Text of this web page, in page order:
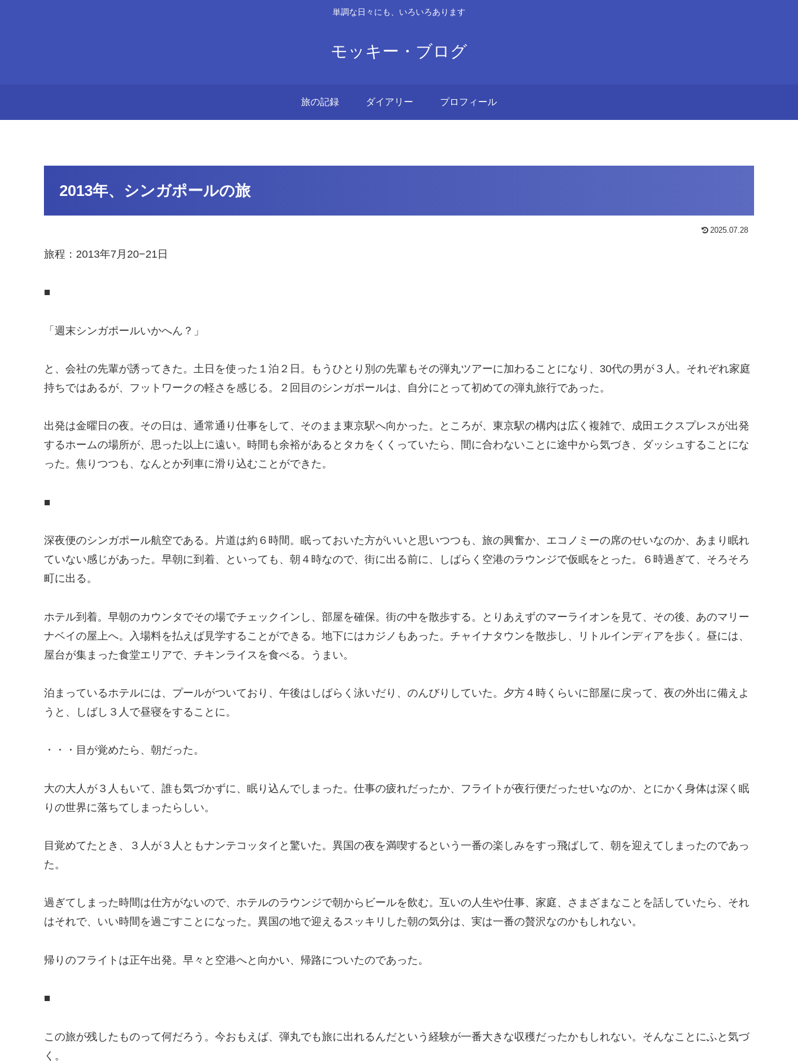
単調な日々にも、いろいろあります
モッキー・ブログ
旅の記録 ダイアリー プロフィール
2013年、シンガポールの旅
2025.07.28
旅程：2013年7月20−21日
■
「週末シンガポールいかへん？」
と、会社の先輩が誘ってきた。土日を使った１泊２日。もうひとり別の先輩もその弾丸ツアーに加わることになり、30代の男が３人。それぞれ家庭
持ちではあるが、フットワークの軽さを感じる。２回目のシンガポールは、自分にとって初めての弾丸旅行であった。
出発は金曜日の夜。その日は、通常通り仕事をして、そのまま東京駅へ向かった。ところが、東京駅の構内は広く複雑で、成田エクスプレスが出発
するホームの場所が、思った以上に遠い。時間も余裕があるとタカをくくっていたら、間に合わないことに途中から気づき、ダッシュすることにな
った。焦りつつも、なんとか列車に滑り込むことができた。
■
深夜便のシンガポール航空である。片道は約６時間。眠っておいた方がいいと思いつつも、旅の興奮か、エコノミーの席のせいなのか、あまり眠れ
ていない感じがあった。早朝に到着、といっても、朝４時なので、街に出る前に、しばらく空港のラウンジで仮眠をとった。６時過ぎて、そろそろ
町に出る。
ホテル到着。早朝のカウンタでその場でチェックインし、部屋を確保。街の中を散歩する。とりあえずのマーライオンを見て、その後、あのマリー
ナベイの屋上へ。入場料を払えば見学することができる。地下にはカジノもあった。チャイナタウンを散歩し、リトルインディアを歩く。昼には、
屋台が集まった食堂エリアで、チキンライスを食べる。うまい。
泊まっているホテルには、プールがついており、午後はしばらく泳いだり、のんびりしていた。夕方４時くらいに部屋に戻って、夜の外出に備えよ
うと、しばし３人で昼寝をすることに。
・・・目が覚めたら、朝だった。
大の大人が３人もいて、誰も気づかずに、眠り込んでしまった。仕事の疲れだったか、フライトが夜行便だったせいなのか、とにかく身体は深く眠
りの世界に落ちてしまったらしい。
目覚めてたとき、３人が３人ともナンテコッタイと驚いた。異国の夜を満喫するという一番の楽しみをすっ飛ばして、朝を迎えてしまったのであっ
た。
過ぎてしまった時間は仕方がないので、ホテルのラウンジで朝からビールを飲む。互いの人生や仕事、家庭、さまざまなことを話していたら、それ
はそれで、いい時間を過ごすことになった。異国の地で迎えるスッキリした朝の気分は、実は一番の贅沢なのかもしれない。
帰りのフライトは正午出発。早々と空港へと向かい、帰路についたのであった。
■
この旅が残したものって何だろう。今おもえば、弾丸でも旅に出れるんだという経験が一番大きな収穫だったかもしれない。そんなことにふと気づ
く。